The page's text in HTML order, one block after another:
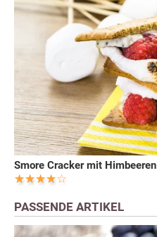
Smore Cracker mit Himbeeren
PASSENDE ARTIKEL